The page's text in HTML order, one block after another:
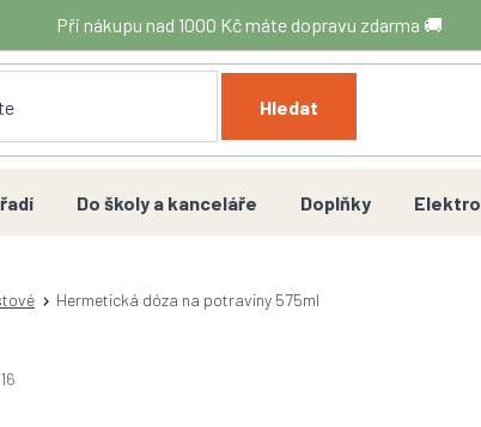
Při nákupu nad 1000 Kč máte dopravu zdarma 🚚
Hledat
Do školy a kanceláře Doplňky Elektro
Hermetická dóza na potraviny 575ml